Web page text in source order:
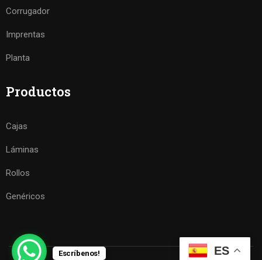
Corrugador
Imprentas
Planta
Productos
Cajas
Láminas
Rollos
Genéricos
ES
Escríbenos!